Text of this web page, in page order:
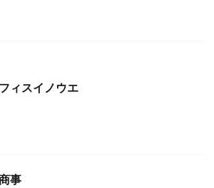
ィスイノウエ
事